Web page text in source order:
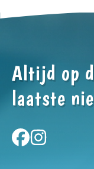
Altijd op
laatste